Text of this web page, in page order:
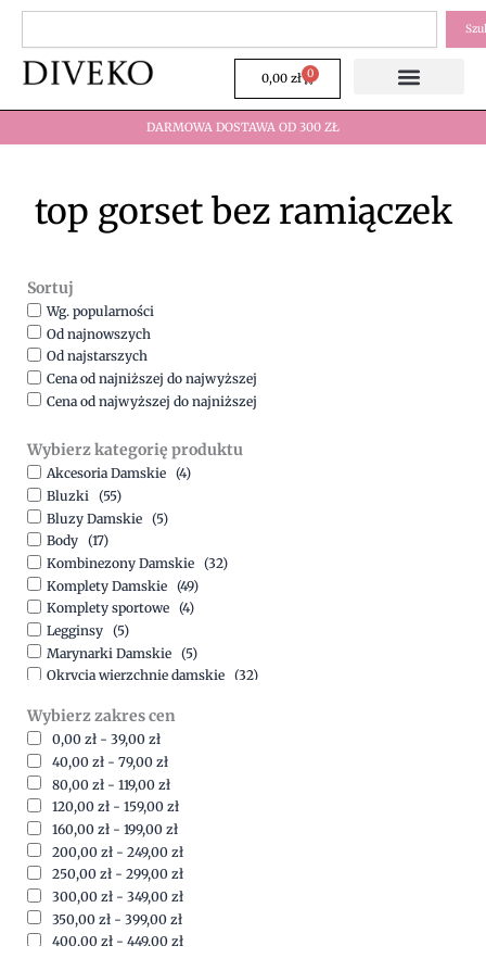
Przejdź
treści
0,00 zł 0
Wózek
DARMOWA DOSTAWA OD 300 ZŁ
top gorset bez ramiączek
Sortuj
Wg. popularności
Od najnowszych
Od najstarszych
Cena od najniższej do najwyższej
Cena od najwyższej do najniższej
Wybierz kategorię produktu
Akcesoria Damskie (4)
Bluzki (55)
Bluzy Damskie (5)
Body (17)
Kombinezony Damskie (32)
Komplety Damskie (49)
Komplety sportowe (4)
Legginsy (5)
Marynarki Damskie (5)
Okrycia wierzchnie damskie (32)
Spodnie (15)
Sukienki (41)
Swetry Damskie (19)
Szorty (7)
Wybierz zakres cen
0,00 zł - 39,00 zł
40,00 zł - 79,00 zł
80,00 zł - 119,00 zł
120,00 zł - 159,00 zł
160,00 zł - 199,00 zł
200,00 zł - 249,00 zł
250,00 zł - 299,00 zł
300,00 zł - 349,00 zł
350,00 zł - 399,00 zł
400,00 zł - 449,00 zł